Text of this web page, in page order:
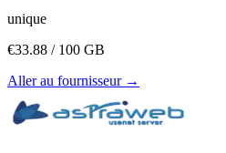
unique
€33.88 / 100 GB
Aller au fournisseur→